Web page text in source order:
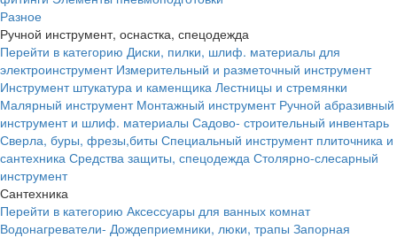
Разное
Ручной инструмент, оснастка, спецодежда
Перейти в категорию Диски, пилки, шлиф. материалы для
электроинструмент Измерительный и разметочный инструмент
Инструмент штукатура и каменщика Лестницы и стремянки
Малярный инструмент Монтажный инструмент Ручной абразивный
инструмент и шлиф. материалы Садово- строительный инвентарь
Сверла, буры, фрезы,биты Специальный инструмент плиточника и
сантехника Средства защиты, спецодежда Столярно-слесарный
инструмент
Сантехника
Перейти в категорию Аксессуары для ванных комнат
Водонагреватели- Дождеприемники, люки, трапы Запорная